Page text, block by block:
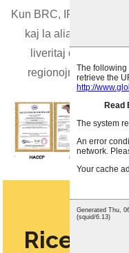
Kun BRC, IFS, FDA,
kaj la aliaj
liveritaj de nia
regionojn, kiel EU,
Ricevu